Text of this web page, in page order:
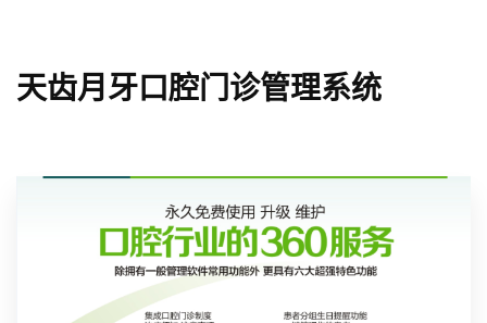
天齿月牙口腔门诊管理系统